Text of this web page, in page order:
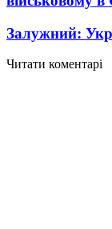
Залужний:
Читати коментарі